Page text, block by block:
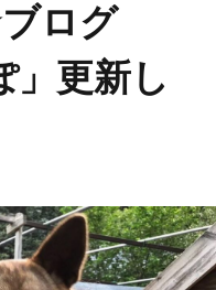
ログ
」更新し